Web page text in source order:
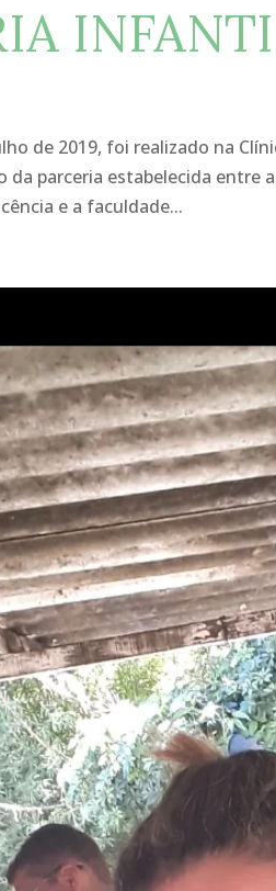
de 2019, foi realizado na
parceria estabelecida entre
e a faculdade...